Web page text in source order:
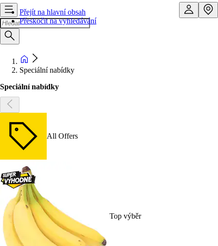
Přejít na hlavní obsah
Přeskočit na vyhledávání
Speciální nabídky
Speciální nabídky
All Offers
Top výběr